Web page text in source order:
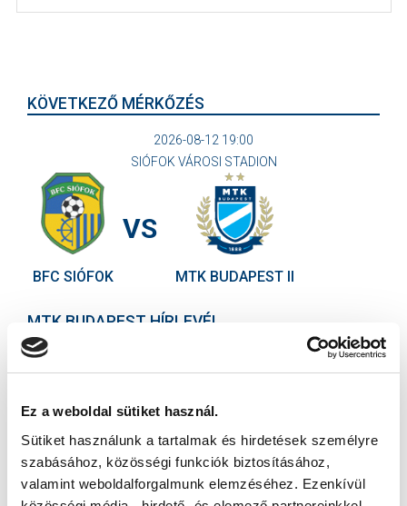
Ez a weboldal sütiket használ.
Sütiket használunk a tartalmak és hirdetések személyre
szabásához, közösségi funkciók biztosításához,
valamint weboldalforgalmunk elemzéséhez. Ezenkívül
KÖVETKEZŐ MÉRKŐZÉS
2026-08-12 19:00
SIÓFOK VÁROSI STADION
BFC SIÓFOK
VS
MTK BUDAPEST II
MTK BUDAPEST HÍRLEVÉL
Ne maradjon le egy eseményről sem! Iratkozzon fel ingyenes
hírlevelünkre: